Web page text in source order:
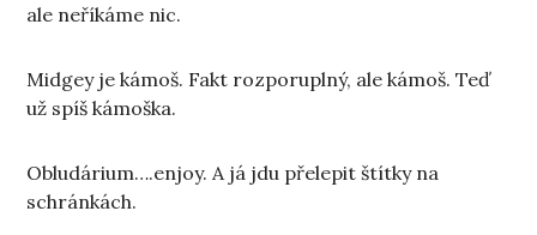
ale neříkáme nic.
Midgey je kámoš. Fakt rozporuplný, ale kámoš. Teď
už spíš kámoška.
Obludárium….enjoy. A já jdu přelepit štítky na
schránkách.